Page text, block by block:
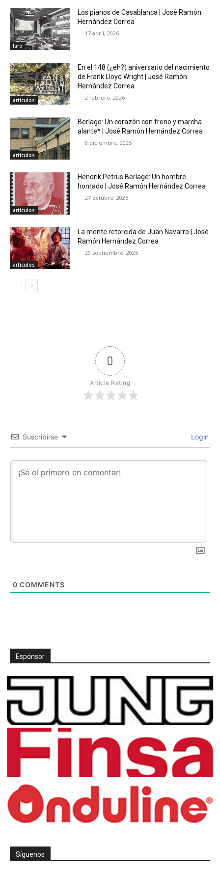
faro
Los pianos de Casablanca | José Ramón
Hernández Correa
17 abril, 2026
artículos
En el 148 (¿eh?) aniversario del nacimiento
de Frank Lloyd Wright | José Ramón
Hernández Correa
2 febrero, 2026
artículos
Berlage: Un corazón con freno y marcha
alante* | José Ramón Hernández Correa
8 diciembre, 2025
artículos
Hendrik Petrus Berlage: Un hombre
honrado | José Ramón Hernández Correa
27 octubre, 2025
artículos
La mente retorcida de Juan Navarro | José
Ramón Hernández Correa
29 septiembre, 2025
0
Article Rating
Suscribirse Login
0 COMMENTS
Espónsor
Síguenos